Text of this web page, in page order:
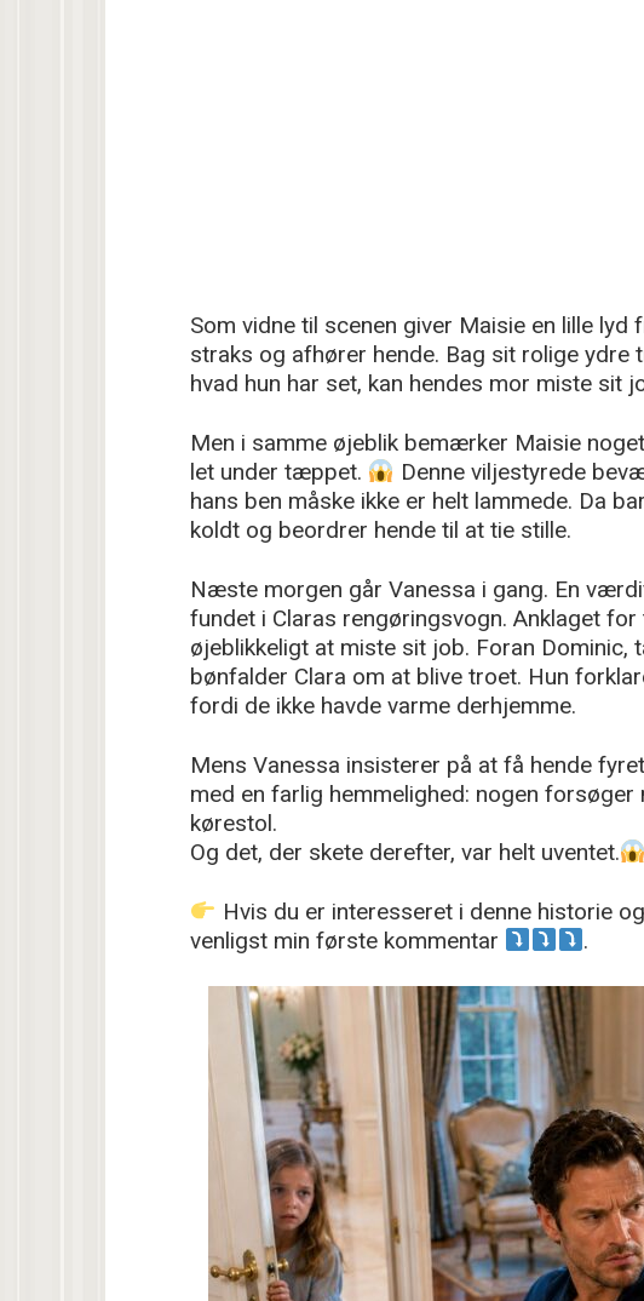
Som vidne til scenen giver Maisie en lille lyd
straks og afhører hende. Bag sit rolige ydre
hvad hun har set, kan hendes mor miste sit
Men i samme øjeblik bemærker Maisie
let under tæppet.
Denne viljestyrede
hans ben måske ikke er helt lammede. Da
koldt og beordrer hende til at tie stille.
Næste morgen går Vanessa i gang. En
fundet i Claras rengøringsvogn. Anklaget
øjeblikkeligt at miste sit job. Foran
bønfalder Clara om at blive troet. Hun
fordi de ikke havde varme derhjemme.
Mens Vanessa insisterer på at få hende
med en farlig hemmelighed: nogen
kørestol.
Og det, der skete derefter, var helt uventet.
Hvis du er interesseret i denne historie
venligst min første kommentar
.